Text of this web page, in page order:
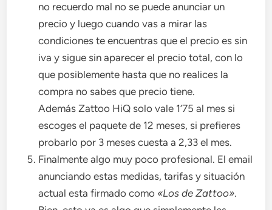
no recuerdo mal no se puede anunciar un
precio y luego cuando vas a mirar las
condiciones te encuentras que el precio es sin
iva y sigue sin aparecer el precio total, con lo
que posiblemente hasta que no realices la
compra no sabes que precio tiene.
Además Zattoo HiQ solo vale 1’75 al mes si
escoges el paquete de 12 meses, si prefieres
probarlo por 3 meses cuesta a 2,33 el mes.
Finalmente algo muy poco profesional. El email
anunciando estas medidas, tarifas y situación
actual esta firmado como «Los de Zattoo».